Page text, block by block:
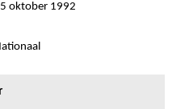
oktober 1992